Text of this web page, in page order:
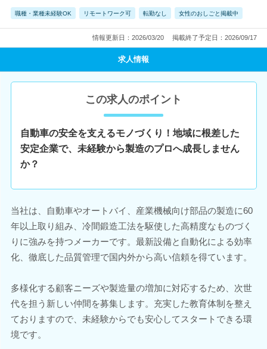
職種・業種未経験OK リモートワーク可 転勤なし 女性のおしごと掲載中
情報更新日：2026/03/20 掲載終了予定日：2026/09/17
求人情報
この求人のポイント
自動車の安全を支えるモノづくり！地域に根差した
安定企業で、未経験から製造のプロへ成長しません
か？
当社は、自動車やオートバイ、産業機械向け部品の製造に60
年以上取り組み、冷間鍛造工法を駆使した高精度なものづく
りに強みを持つメーカーです。最新設備と自動化による効率
化、徹底した品質管理で国内外から高い信頼を得ています。
多様化する顧客ニーズや製造量の増加に対応するため、次世
代を担う新しい仲間を募集します。充実した教育体制を整え
ておりますので、未経験からでも安心してスタートできる環
境です。